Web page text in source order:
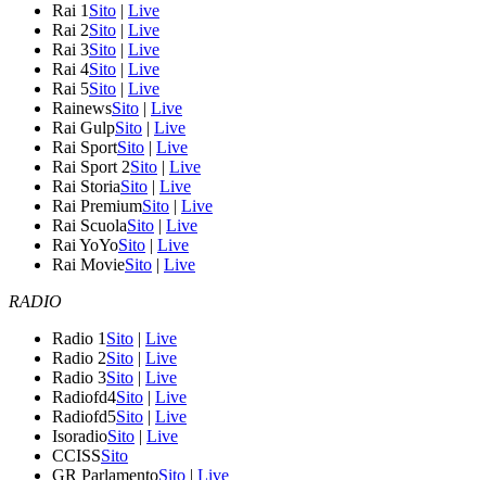
Rai 1 Sito | Live
Rai 2Sito | Live
Rai 3Sito | Live
Rai 4Sito | Live
Rai 5Sito | Live
RainewsSito | Live
Rai GulpSito | Live
Rai SportSito | Live
Rai Sport 2Sito | Live
Rai StoriaSito | Live
Rai PremiumSito | Live
Rai ScuolaSito | Live
Rai YoYoSito | Live
Rai MovieSito | Live
RADIO
Radio 1 Sito | Live
Radio 2Sito | Live
Radio 3Sito | Live
Radiofd4Sito | Live
Radiofd5Sito | Live
IsoradioSito | Live
CCISSSito
GR ParlamentoSito | Live